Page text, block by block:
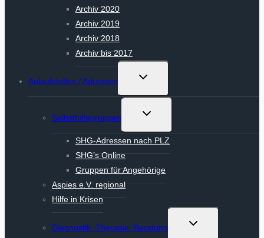
Archiv 2020
Archiv 2019
Archiv 2018
Archiv bis 2017
Anlaufstellen / Adressen
Untermenü
Selbsthilfegruppen
Untermenü
SHG-Adressen nach PLZ
SHG’s Online
Gruppen für Angehörige
Aspies e.V. regional
Hilfe in Krisen
Diagnostik, Therapie, Beratung
Untermenü